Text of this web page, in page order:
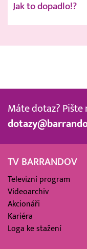
Jak to dopadlo!?
Máte dotaz? Pište
TV BARRANDOV
Televizní program
Videoarchiv
Akcionáři
Kariéra
Loga ke stažení